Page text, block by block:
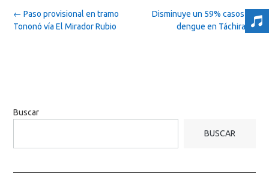
Post
navigation
Disminuye un 59% casos de
dengue en Táchira
→
← Paso provisional en tramo
Tononó vía El Mirador Rubio
Buscar
BUSCAR